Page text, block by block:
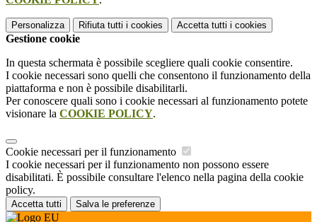
Personalizza Rifiuta tutti i cookies Accetta tutti i cookies
Gestione cookie
In questa schermata è possibile scegliere quali cookie consentire.
I cookie necessari sono quelli che consentono il funzionamento della
piattaforma e non è possibile disabilitarli.
Per conoscere quali sono i cookie necessari al funzionamento potete
visionare la COOKIE POLICY.
Cookie necessari per il funzionamento
I cookie necessari per il funzionamento non possono essere
disabilitati. È possibile consultare l'elenco nella pagina della cookie
policy.
Accetta tutti Salva le preferenze